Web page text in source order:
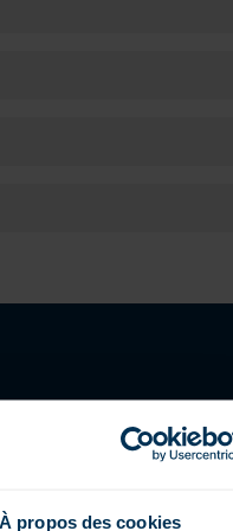
À propos des cookies
NOUS
points de vente en
présence dans 24